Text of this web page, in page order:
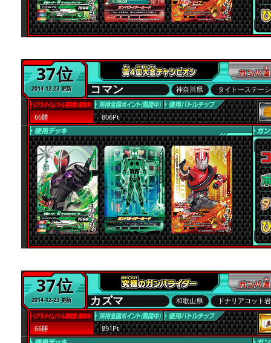
37位
2014-12-23 更新 コマン 神奈川県 タイトーステー
66勝 806Pt
37位
2014-12-23 更新 カズマ 和歌山県 ドナリアコット
66勝 891Pt